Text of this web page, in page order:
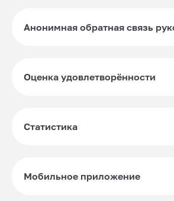
Анонимная обратная связь
Оценка удовлетворённости
Статистика
Мобильное приложение